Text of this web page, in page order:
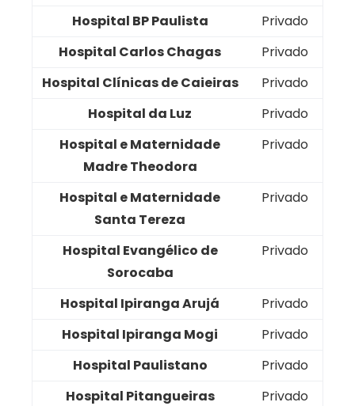
Hospital BP Paulista
Privado
Hospital Carlos Chagas
Privado
Hospital Clínicas de Caieiras
Privado
Hospital da Luz
Privado
Hospital e Maternidade
Madre Theodora
Privado
Hospital e Maternidade
Santa Tereza
Privado
Hospital Evangélico de
Sorocaba
Privado
Hospital Ipiranga Arujá
Privado
Hospital Ipiranga Mogi
Privado
Hospital Paulistano
Privado
Hospital Pitangueiras
Privado